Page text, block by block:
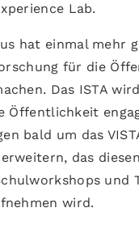
Lab.
hat einmal mehr
für die
Das ISTA
Öffentlichkeit
bald um das
das
und
wird.